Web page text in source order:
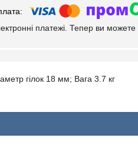
платежі. Тепер ви
гілок 18 мм; Вага 3.7 кг